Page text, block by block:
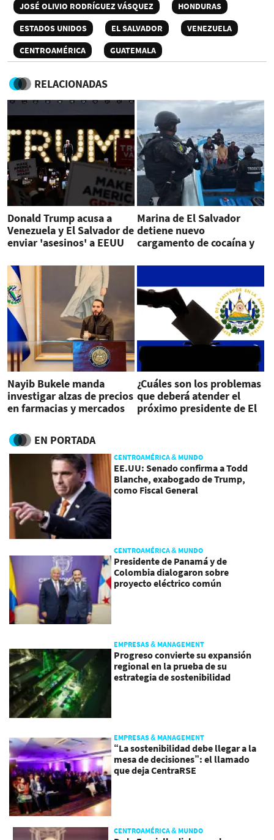
JOSÉ OLIVIO RODRÍGUEZ VÁSQUEZ
HONDURAS
ESTADOS UNIDOS
EL SALVADOR
VENEZUELA
CENTROAMÉRICA
GUATEMALA
RELACIONADAS
Donald Trump acusa a
Venezuela y El Salvador de
enviar 'asesinos' a EEUU
Marina de El Salvador
detiene nuevo
cargamento de cocaína y
Nayib Bukele manda
investigar alzas de precios
en farmacias y mercados
¿Cuáles son los problemas
que deberá atender el
próximo presidente de El
EN PORTADA
CENTROAMÉRICA & MUNDO
EE.UU: Senado confirma a Todd
Blanche, exabogado de Trump,
como Fiscal General
CENTROAMÉRICA & MUNDO
Presidente de Panamá y de
Colombia dialogaron sobre
proyecto eléctrico común
EMPRESAS & MANAGEMENT
Progreso convierte su expansión
regional en la prueba de su
estrategia de sostenibilidad
EMPRESAS & MANAGEMENT
“La sostenibilidad debe llegar a la
mesa de decisiones”: el llamado
que deja CentraRSE
CENTROAMÉRICA & MUNDO